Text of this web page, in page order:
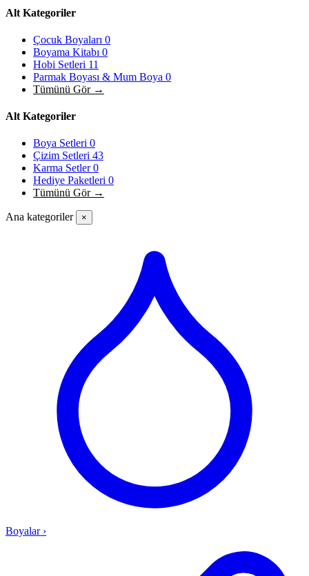
Alt Kategoriler
Çocuk Boyaları 0
Boyama Kitabı 0
Hobi Setleri 11
Parmak Boyası & Mum Boya 0
Tümünü Gör →
Alt Kategoriler
Boya Setleri 0
Çizim Setleri 43
Karma Setler0
Hediye Paketleri 0
Tümünü Gör →
Ana kategoriler ×
Boyalar ›